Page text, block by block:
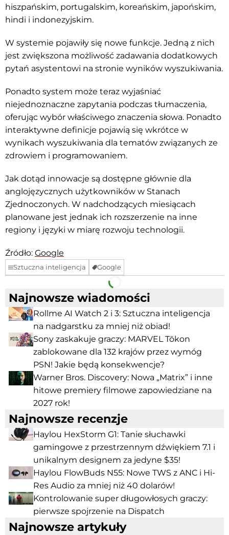
hiszpańskim, portugalskim, koreańskim, japońskim,
hindi i indonezyjskim.
W systemie pojawiły się nowe funkcje. Jedną z nich
jest zwiększona możliwość zadawania dodatkowych
pytań asystentowi na stronie wyników wyszukiwania.
Ponadto system może teraz wyjaśniać
niejednoznaczne zapytania podczas tłumaczenia,
oferując wybór właściwego znaczenia słowa. Ponadto
interaktywne definicje pojawią się wkrótce w
wynikach wyszukiwania dla tematów związanych ze
zdrowiem i programowaniem.
Jak dotąd innowacje są dostępne głównie dla
anglojęzycznych użytkowników w Stanach
Zjednoczonych. W nadchodzących miesiącach
planowane jest jednak ich rozszerzenie na inne
regiony i języki w miarę rozwoju technologii.
Źródło: Google
Sztuczna inteligencja Google
Facebook Telegram
Najnowsze wiadomości
Rollme AI Watch 2 i 3: Sztuczna inteligencja
na nadgarstku za mniej niż obiad!
Sony zaskakuje graczy: MARVEL Tōkon
zablokowane dla 132 krajów przez wymóg
PSN! Jakie będą konsekwencje?
Warner Bros. Discovery: Nowa „Matrix” i inne
hitowe premiery filmowe zapowiedziane na
2027 rok!
Najnowsze recenzje
Haylou HexStorm G1: Tanie słuchawki
gamingowe z przestrzennym dźwiękiem 7.1 i
unikalnym designem za jedyne $35!
Haylou FlowBuds N55: Nowe TWS z ANC i Hi-
Res Audio za mniej niż 40 dolarów!
Kontrolowanie super długowłosych graczy:
pierwsze spojrzenie na Dispatch
Najnowsze artykuły